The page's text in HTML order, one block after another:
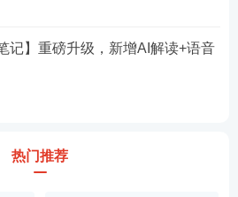
热门推荐